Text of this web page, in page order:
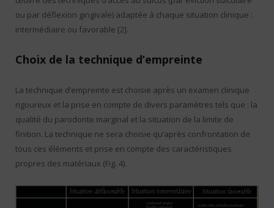
ou par déflexion gingivale) adaptée à chaque situation clinique :
intermédiaire ou favorable [2].
Choix de la technique d’empreinte
La technique d’empreinte est choisie après un exa­men clinique
rigoureux et la prise en compte de divers paramètres tels que : la
qualité du parodonte marginal et la situation de la limite de
finition. La technique ne sera choisie qu’après confrontation de
tous ces éléments et prise en compte des caractéristiques
propres des matériaux (Fig. 4).